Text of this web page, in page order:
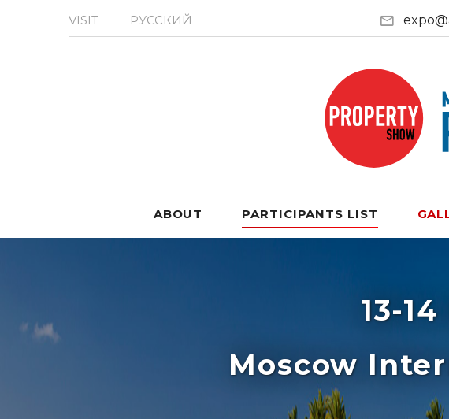
VISIT РУССКИЙ
ABOUT PARTICIPANTS LIST
13-
Moscow